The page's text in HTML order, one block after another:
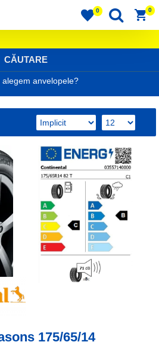
0 0
CĂUTARE
anvelopele?
175/65/14